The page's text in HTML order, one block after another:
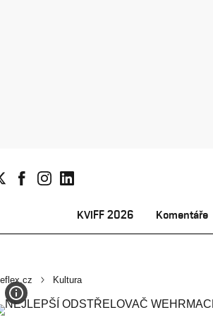
KVIFF 2026 Komentáře
Kultura